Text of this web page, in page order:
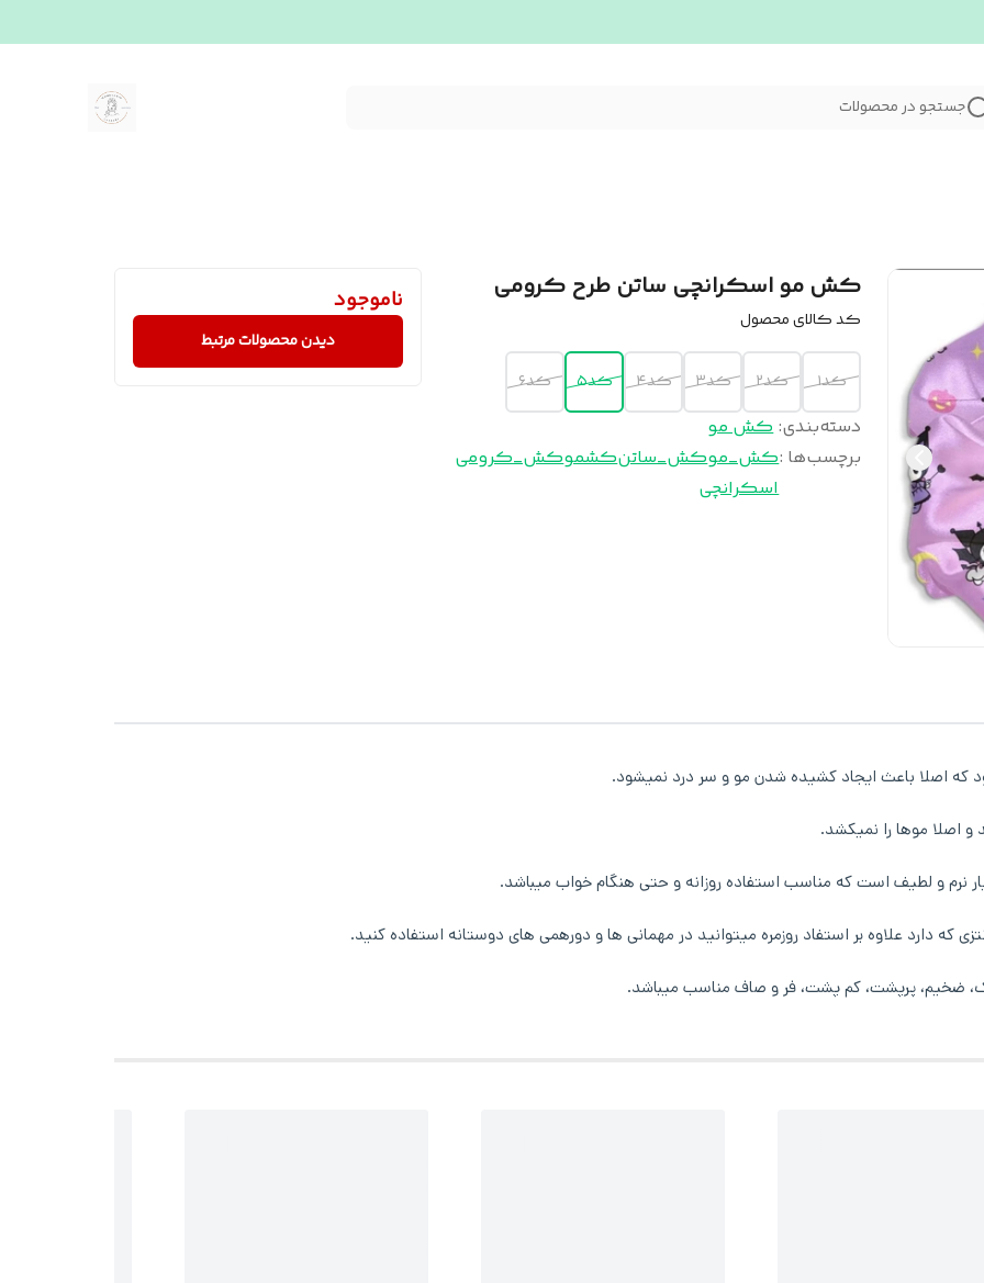
جستجو در محصولات
کش مو اسکرانچی ساتن طرح کرومی
کد کالای محصول
کد۱ کد۲ کد۳ کد۴ کد۵ کد۶
دسته‌بندی:کش مو
برچسب‌ها :کش_موکش_ساتنکشموکش_کرومی
اسکرانچی
ناموجود
دیدن محصولات مرتبط
که اصلا باعث ایجاد کشیده شدن مو و سر درد نمیشود.
و اصلا موها را نمیکشد.
نرم و لطیف است که مناسب استفاده روزانه و حتی هنگام خواب میباشد.
که دارد علاوه بر استفاد روزمره میتوانید در مهمانی ها و دورهمی های دوستانه استفاده کنید.
ضخیم، پرپشت، کم پشت، فر و صاف مناسب میباشد.